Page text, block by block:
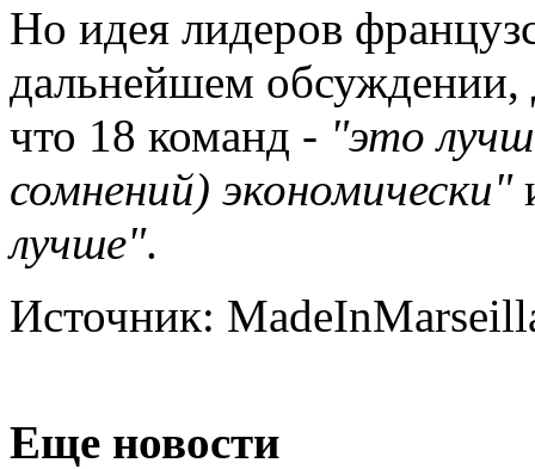
Но идея лидеров
дальнейшем
что 18 команд - "это
сомнений) экономически"
лучше".
Источник:
Еще новости